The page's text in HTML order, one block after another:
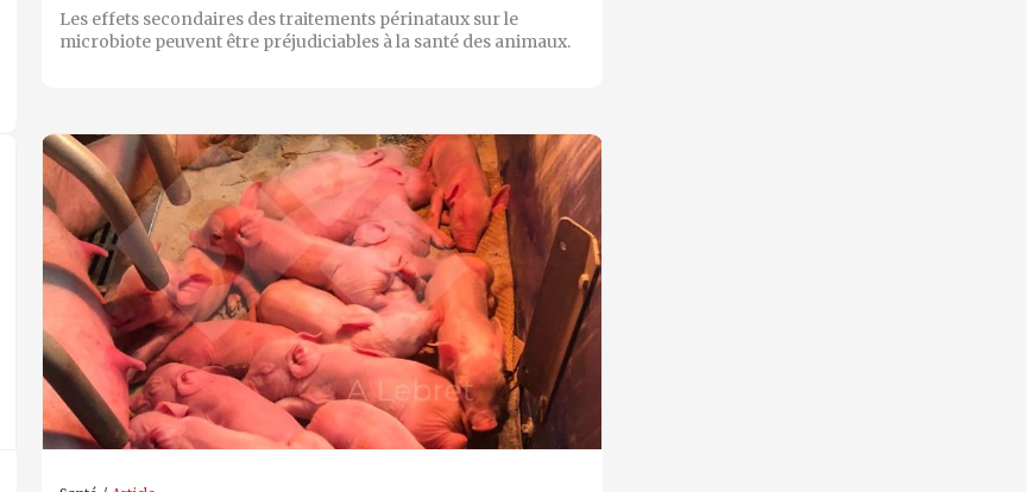
Les effets secondaires des traitements périnataux sur le
microbiote peuvent être préjudiciables à la santé des animaux.